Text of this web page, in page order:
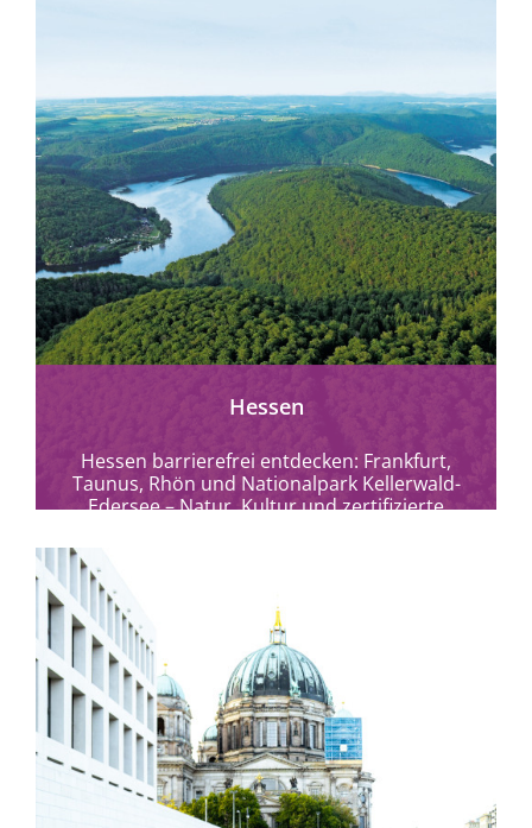
mehr erfahren
Hessen
Hessen barrierefrei entdecken: Frankfurt,
Taunus, Rhön und Nationalpark Kellerwald-
Edersee – Natur, Kultur und zertifizierte